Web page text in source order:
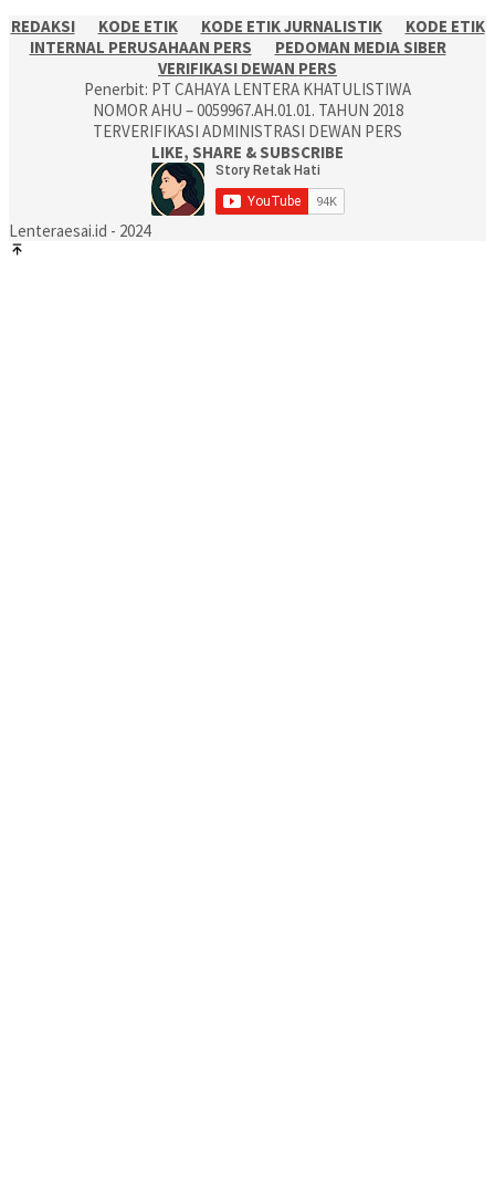
REDAKSI
KODE ETIK KODE ETIK JURNALISTIK
KODE ETIK
INTERNAL PERUSAHAAN PERS
PEDOMAN MEDIA SIBER
VERIFIKASI DEWAN PERS
Penerbit: PT CAHAYA LENTERA KHATULISTIWA
NOMOR AHU – 0059967.AH.01.01. TAHUN 2018
TERVERIFIKASI ADMINISTRASI DEWAN PERS
LIKE, SHARE & SUBSCRIBE
Lenteraesai.id - 2024